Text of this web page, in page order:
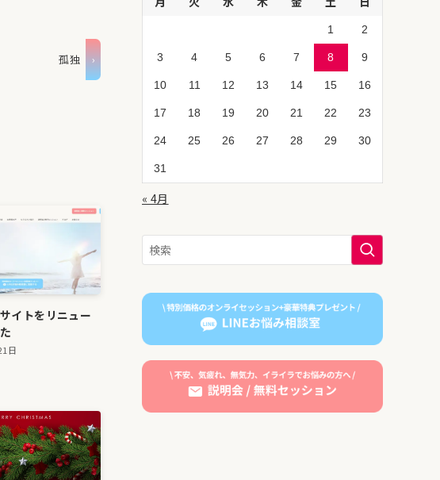
孤独
イトをリニュー
日
1 2
3 4 5 6 7 8 9
10 11 12 13 14 15 16
17 18 19 20 21 22 23
24 25 26 27 28 29 30
31
« 4月